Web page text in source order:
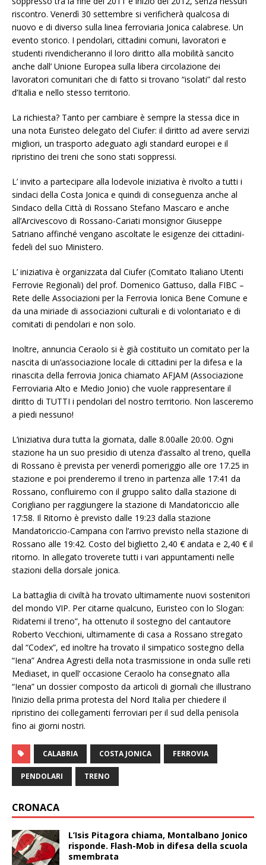
riscontro. Venerdì 30 settembre si verificherà qualcosa di
nuovo e di diverso sulla linea ferroviaria Jonica calabrese. Un
evento storico. I pendolari, cittadini comuni, lavoratori e
studenti rivendicheranno il loro diritto alla mobilità sancito
anche dall’ Unione Europea sulla libera circolazione dei
lavoratori comunitari che di fatto si trovano “isolati” dal resto
d’Italia e nello stesso territorio.
La richiesta? Tanto per cambiare è sempre la stessa dice in
una nota Euristeo delegato del Ciufer: il diritto ad avere servizi
migliori, un trasporto adeguato agli standard europei e il
ripristino dei treni che sono stati soppressi.
L’ invito a partecipare alla lodevole iniziativa è rivolto a tutti i
sindaci della Costa Jonica e quindi di conseguenza anche al
Sindaco della Città di Rossano Stefano Mascaro e anche
all’Arcivescovo di Rossano-Cariati monsignor Giuseppe
Satriano affinché vengano ascoltate le esigenze dei cittadini-
fedeli del suo Ministero.
L’ iniziativa è organizzata dal Ciufer (Comitato Italiano Utenti
Ferrovie Regionali) del prof. Domenico Gattuso, dalla FIBC –
Rete delle Associazioni per la Ferrovia Ionica Bene Comune e
da una miriade di associazioni culturali e di volontariato e di
comitati di pendolari e non solo.
Inoltre, annuncia Ceraolo si è già costituito un comitato per la
nascita di un’associazione locale di cittadini per la difesa e la
rinascita della ferrovia Jonica chiamato AFJAM (Associazione
Ferroviaria Alto e Medio Jonio) che vuole rappresentare il
diritto di TUTTI i pendolari del nostro territorio. Non lasceremo
a piedi nessuno!
L’iniziativa dura tutta la giornata, dalle 8.00alle 20:00. Ogni
stazione ha un suo presidio di utenza d’assalto al treno, quella
di Rossano è prevista per venerdì pomeriggio alle ore 17.25 in
stazione e poi prenderemo il treno in partenza alle 17:41 da
Rossano, confluiremo con il gruppo salito dalla stazione di
Corigliano per raggiungere la stazione di Mandatoriccio alle
17:58. Il Ritorno è previsto dalle 19:23 dalla stazione
Mandatoriccio-Campana con l’arrivo previsto nella stazione di
Rossano alle 19:42. Costo del biglietto 2,40 € andata e 2,40 € il
ritorno. In allegato troverete tutti i vari appuntamenti nelle
stazioni della dorsale jonica.
La battaglia di civiltà ha trovato ultimamente nuovi sostenitori
del mondo VIP. Per citarne qualcuno, Euristeo con lo Slogan:
Ridatemi il treno”, ha ottenuto il sostegno del cantautore
Roberto Vecchioni, ultimamente di casa a Rossano stregato
dal “Codex”, ed inoltre ha trovato il simpatico sostegno della
“Iena” Andrea Agresti della nota trasmissione in onda sulle reti
Mediaset, in quell’ occasione Ceraolo ha consegnato alla
“Iena” un dossier composto da articoli di giornali che illustrano
l’inizio della prima protesta del Nord Italia per chiedere il
ripristino dei collegamenti ferroviari per il sud della penisola
fino ai giorni nostri.
CALABRIA COSTA JONICA FERROVIA
PENDOLARI TRENO
CRONACA
L’Isis Pitagora chiama, Montalbano Jonico
risponde. Flash-Mob in difesa della scuola
smembrata